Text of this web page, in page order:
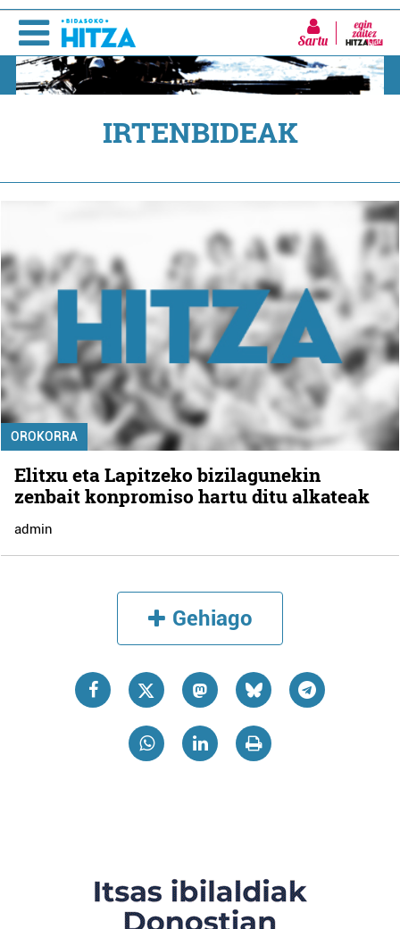
Sartu
IRTENBIDEAK
OROKORRA
Elitxu eta Lapitzeko bizilagunekin
zenbait konpromiso hartu ditu alkateak
admin
Gehiago